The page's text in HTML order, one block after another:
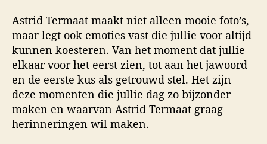
Astrid Termaat maakt niet alleen mooie foto’s,
maar legt ook emoties vast die jullie voor altijd
kunnen koesteren. Van het moment dat jullie
elkaar voor het eerst zien, tot aan het jawoord
en de eerste kus als getrouwd stel. Het zijn
deze momenten die jullie dag zo bijzonder
maken en waarvan Astrid Termaat graag
herinneringen wil maken.